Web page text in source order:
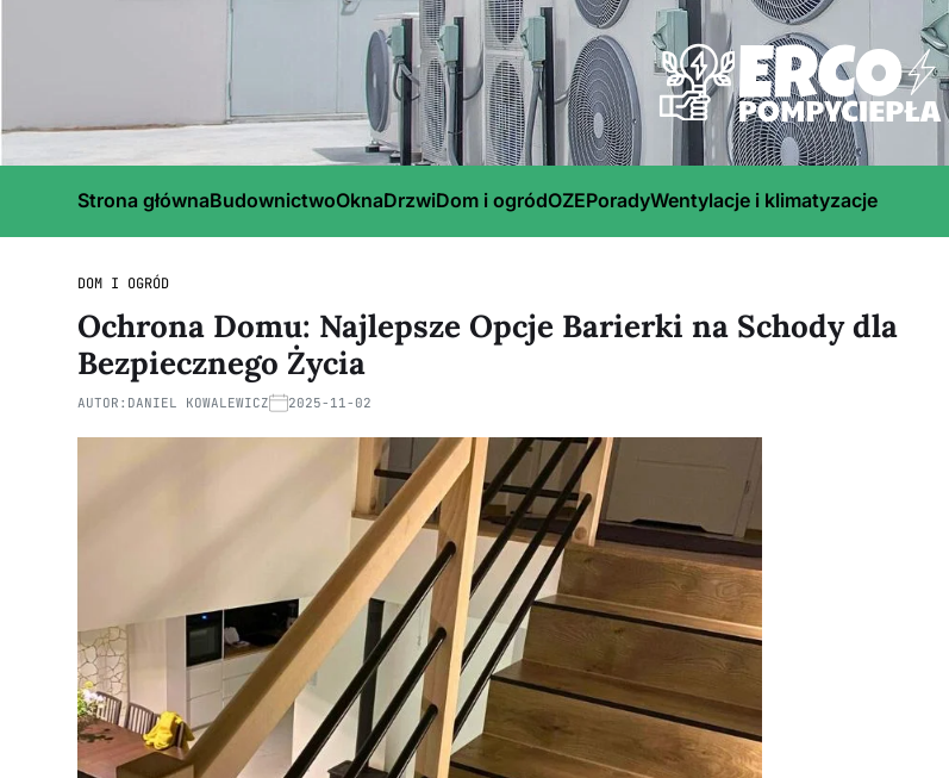
Strona głównaBudownictwoOknaDrzwiDom i ogródOZEPoradyWentylacje i klimatyzacje
DOM I OGRÓD
Ochrona Domu: Najlepsze Opcje Barierki na Schody dla
Bezpiecznego Życia
AUTOR: DANIEL KOWALEWICZ 2025-11-02